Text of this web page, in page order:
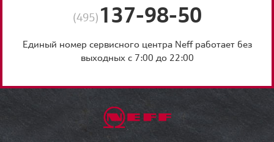
(495) 137-98-50
Единый номер сервисного центра Neff работает без
выходных с 7:00 до 22:00